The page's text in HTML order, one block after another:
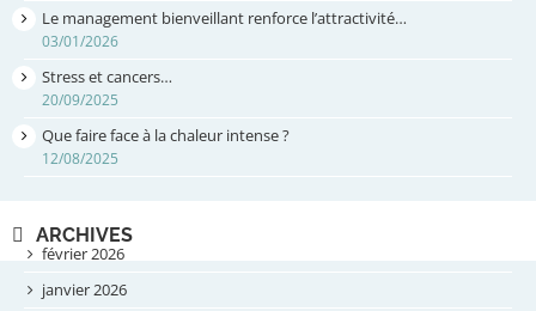
Le management bienveillant renforce l’attractivité…
03/01/2026
Stress et cancers…
20/09/2025
Que faire face à la chaleur intense ?
12/08/2025
ARCHIVES
février 2026
janvier 2026